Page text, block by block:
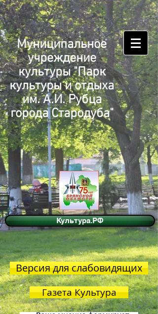
Муниципальное
учреждение
культуры "Парк
культуры и отдыха
им. А.И. Рубца
города Стародуба"
Культура.РФ
Версия для слабовидящих
Газета Культура